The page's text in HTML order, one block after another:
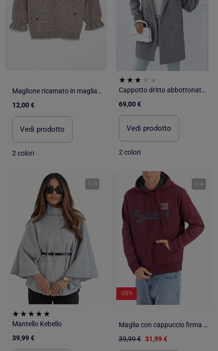
Maglione ricamato in maglia traforata
12,00 €
Vedi prodotto
2 colori
Cappotto dritto abbottonato Kebello
69,00 €
Vedi prodotto
2 colori
1 /4
Mantello Kebello
39,99 €
1 /4
-20%
Maglia con cappuccio firma DOUG
39,99 € 31,99 €